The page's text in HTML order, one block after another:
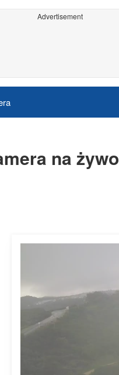
Advertisement
na żywo